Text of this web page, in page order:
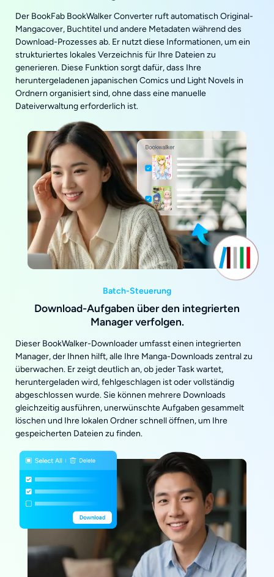
Der BookFab BookWalker Converter ruft automatisch Original-
Mangacover, Buchtitel und andere Metadaten während des
Download-Prozesses ab. Er nutzt diese Informationen, um ein
strukturiertes lokales Verzeichnis für Ihre Dateien zu
generieren. Diese Funktion sorgt dafür, dass Ihre
heruntergeladenen japanischen Comics und Light Novels in
Ordnern organisiert sind, ohne dass eine manuelle
Dateiverwaltung erforderlich ist.
Batch-Steuerung
Download-Aufgaben über den integrierten
Manager verfolgen.
Dieser BookWalker-Downloader umfasst einen integrierten
Manager, der Ihnen hilft, alle Ihre Manga-Downloads zentral zu
überwachen. Er zeigt deutlich an, ob jeder Task wartet,
heruntergeladen wird, fehlgeschlagen ist oder vollständig
abgeschlossen wurde. Sie können mehrere Downloads
gleichzeitig ausführen, unerwünschte Aufgaben gesammelt
löschen und Ihre lokalen Ordner schnell öffnen, um Ihre
gespeicherten Dateien zu finden.